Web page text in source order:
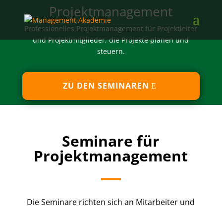
Projektmanagement
Professionelles Projektmanagement für Projektleiter
und Projektmitglieder, die Projekte planen und
steuern.
ZU DEN SEMINAREN
Seminare für
Projektmanagement
Die Seminare richten sich an Mitarbeiter und